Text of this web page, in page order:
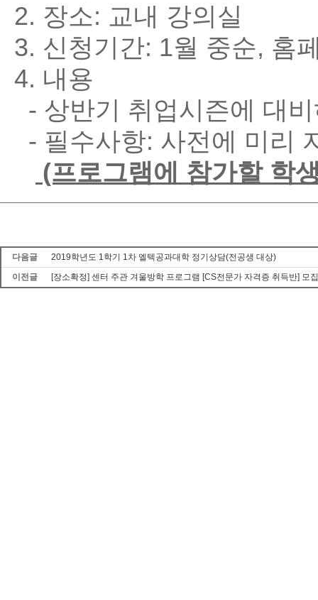
2. 장소: 교내 강의실
3. 신청기간: 1월 중순, 홈
4. 내용
- 상반기 취업시즌에 대비
- 필수사항: 사전에 미리
(프로그램에 참가할 학
다음글
2019학년도 1학기 1차 엘텍공과대학 정기상담(전공생 대상)
이전글
[장소확정] 센터 주관 겨울방학 프로그램 [CS전문가 자격증 취득반] 모